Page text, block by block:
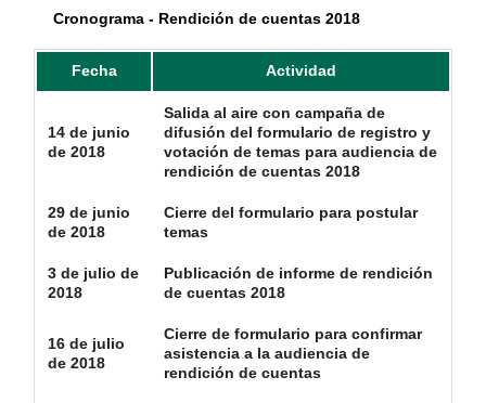
Cronograma - Rendición de cuentas 2018
Fecha Actividad
14 de junio
de 2018
Salida al aire con campaña de
difusión del formulario de registro y
votación de temas para audiencia de
rendición de cuentas 2018
29 de junio
de 2018
Cierre del formulario para postular
temas
3 de julio de
2018
Publicación de informe de rendición
de cuentas 2018
16 de julio
de 2018
Cierre de formulario para confirmar
asistencia a la audiencia de
rendición de cuentas